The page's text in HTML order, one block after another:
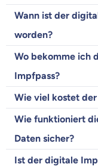
Wann ist der
worden?
Wo bekomme ich
Impfpass?
Wie viel kostet
Wie funktioniert
Daten sicher?
Ist der digitale
Wozu dürfen
Krankenvoll
Versicherung
Beamten